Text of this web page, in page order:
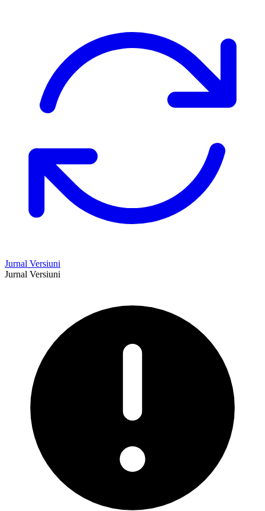
Jurnal Versiuni
Jurnal Versiuni